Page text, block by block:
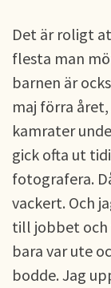
Det är roligt
flesta man
barnen är
maj förra
kamrater
gick ofta ut
fotografera.
vackert. Och
till jobbet och
bara var ute
bodde. Jag